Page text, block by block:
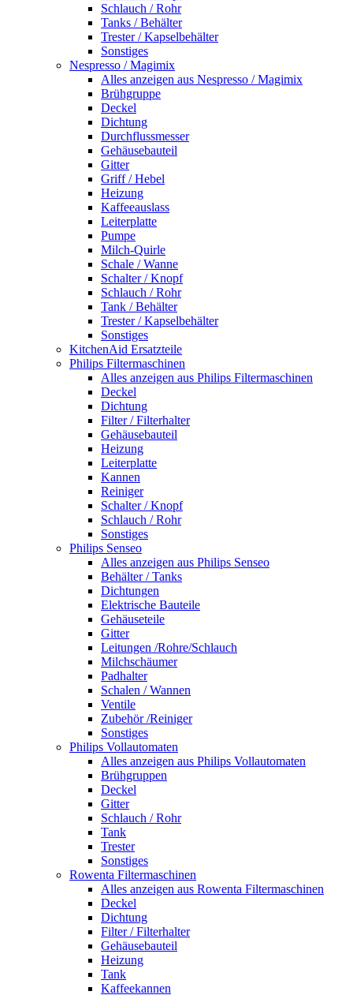
Schlauch / Rohr
Tanks / Behälter
Trester / Kapselbehälter
Sonstiges
Nespresso / Magimix
Alles anzeigen aus Nespresso / Magimix
Brühgruppe
Deckel
Dichtung
Durchflussmesser
Gehäusebauteil
Gitter
Griff / Hebel
Heizung
Kaffeeauslass
Leiterplatte
Pumpe
Milch-Quirle
Schale / Wanne
Schalter / Knopf
Schlauch / Rohr
Tank / Behälter
Trester / Kapselbehälter
Sonstiges
KitchenAid Ersatzteile
Philips Filtermaschinen
Alles anzeigen aus Philips Filtermaschinen
Deckel
Dichtung
Filter / Filterhalter
Gehäusebauteil
Heizung
Leiterplatte
Kannen
Reiniger
Schalter / Knopf
Schlauch / Rohr
Sonstiges
Philips Senseo
Alles anzeigen aus Philips Senseo
Behälter / Tanks
Dichtungen
Elektrische Bauteile
Gehäuseteile
Gitter
Leitungen /Rohre/Schlauch
Milchschäumer
Padhalter
Schalen / Wannen
Ventile
Zubehör /Reiniger
Sonstiges
Philips Vollautomaten
Alles anzeigen aus Philips Vollautomaten
Brühgruppen
Deckel
Gitter
Schlauch / Rohr
Tank
Trester
Sonstiges
Rowenta Filtermaschinen
Alles anzeigen aus Rowenta Filtermaschinen
Deckel
Dichtung
Filter / Filterhalter
Gehäusebauteil
Heizung
Tank
Kaffeekannen